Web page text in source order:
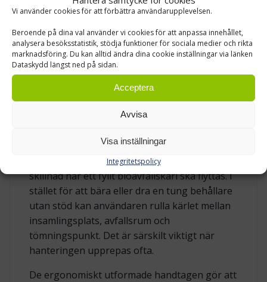
Vi använder cookies för att förbättra användarupplevelsen.
Beroende på dina val använder vi cookies för att anpassa innehållet,
analysera besöksstatistik, stödja funktioner för sociala medier och rikta
marknadsföring. Du kan alltid ändra dina cookie inställningar via länken
Dataskydd längst ned på sidan.
Acceptera
Avvisa
Visa inställningar
Integritetspolicy
förutsättningar för en naturlig
komposteringsprocess. Samtidigt kan den
totala mängden bioavfall minska med upp till
30 %. För fastigheter och verksamheter där
kärlet fylls regelbundet kan detta göra
hanteringen både renare och mer behaglig.
HANTERINGEN ENKLARE
Kärlet är utrustat med hjul, vilket gör stor
skillnad när ett fyllt bioavfallskärl ska flyttas. I
stället för att bära eller dra en tung behållare
utan stöd kan användaren rulla kärlet mellan
insamlingsplats, avfallsrum och
tömningspunkt. Det är särskilt viktigt när
hanteringen upprepas ofta.
De ergonomiskt utformade handtagen gör att